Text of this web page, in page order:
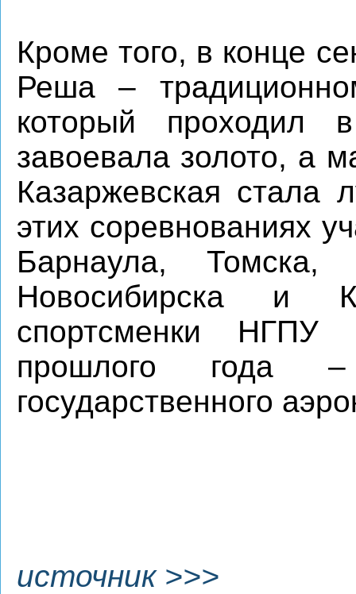
Кроме того, в конце
Реша –
который проходил
завоевала золото, а
Казаржевская стала
этих соревнованиях
Барнаула, Томска,
Новосибирска и
спортсменки НГПУ
прошлого года –
государственного
источник >>>